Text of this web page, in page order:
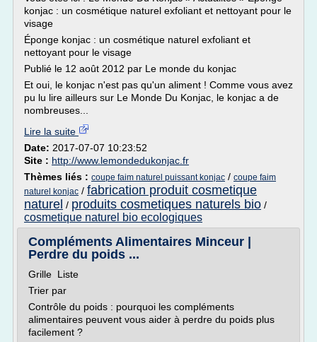
konjac : un cosmétique naturel exfoliant et nettoyant pour le
visage
Éponge konjac : un cosmétique naturel exfoliant et
nettoyant pour le visage
Publié le 12 août 2012 par Le monde du konjac
Et oui, le konjac n'est pas qu'un aliment ! Comme vous avez
pu lu lire ailleurs sur Le Monde Du Konjac, le konjac a de
nombreuses...
Lire la suite
Date: 2017-07-07 10:23:52
Site : http://www.lemondedukonjac.fr
Thèmes liés : coupe faim naturel puissant konjac / coupe faim
naturel konjac / fabrication produit cosmetique
naturel / produits cosmetiques naturels bio /
cosmetique naturel bio ecologiques
Compléments Alimentaires Minceur |
Perdre du poids ...
Grille Liste
Trier par
Contrôle du poids : pourquoi les compléments
alimentaires peuvent vous aider à perdre du poids plus
facilement ?